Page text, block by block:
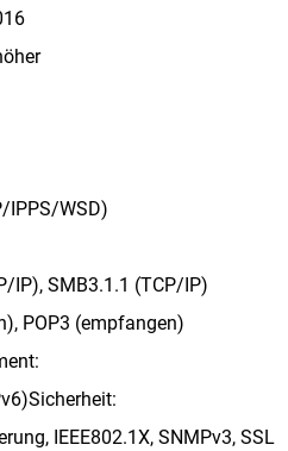
IPPS/WSD)
IP), SMB3.1.1 (TCP/IP)
POP3 (empfangen)
IEEE802.1X, SNMPv3, SSL